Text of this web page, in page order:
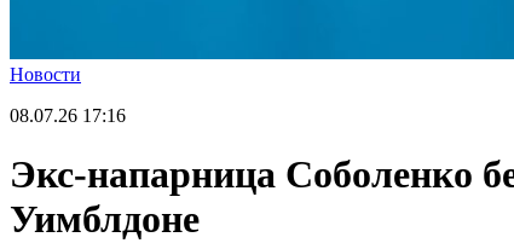
Новости
08.07.26 17:16
Экс-напарница Соболенко
Уимблдоне